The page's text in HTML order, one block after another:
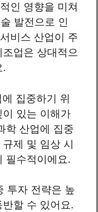
인 영향을 미쳐
발전으로 인
비스 산업이 주
업은 상대적으
.
집중하기 위
있는 이해가
학 산업에 집중
제 및 임상 시
필수적이에요.
투자 전략은 높
할 수 있어요.